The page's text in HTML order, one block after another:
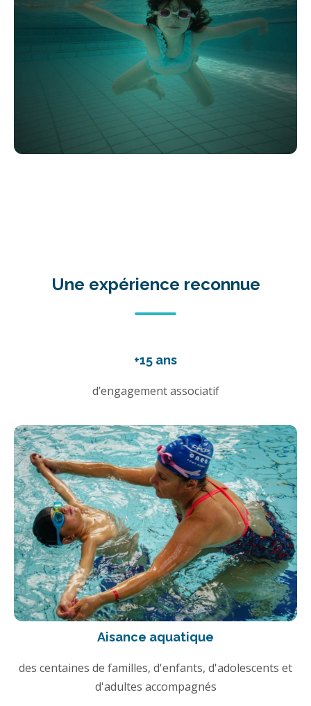
Une expérience reconnue
+15 ans
d’engagement associatif
Aisance aquatique
des centaines de familles, d'enfants, d'adolescents et
d'adultes accompagnés